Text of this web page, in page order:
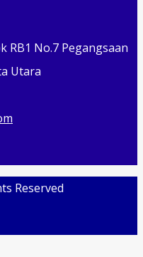
RB1 No.7 Pegangsaan
Utara
Reserved